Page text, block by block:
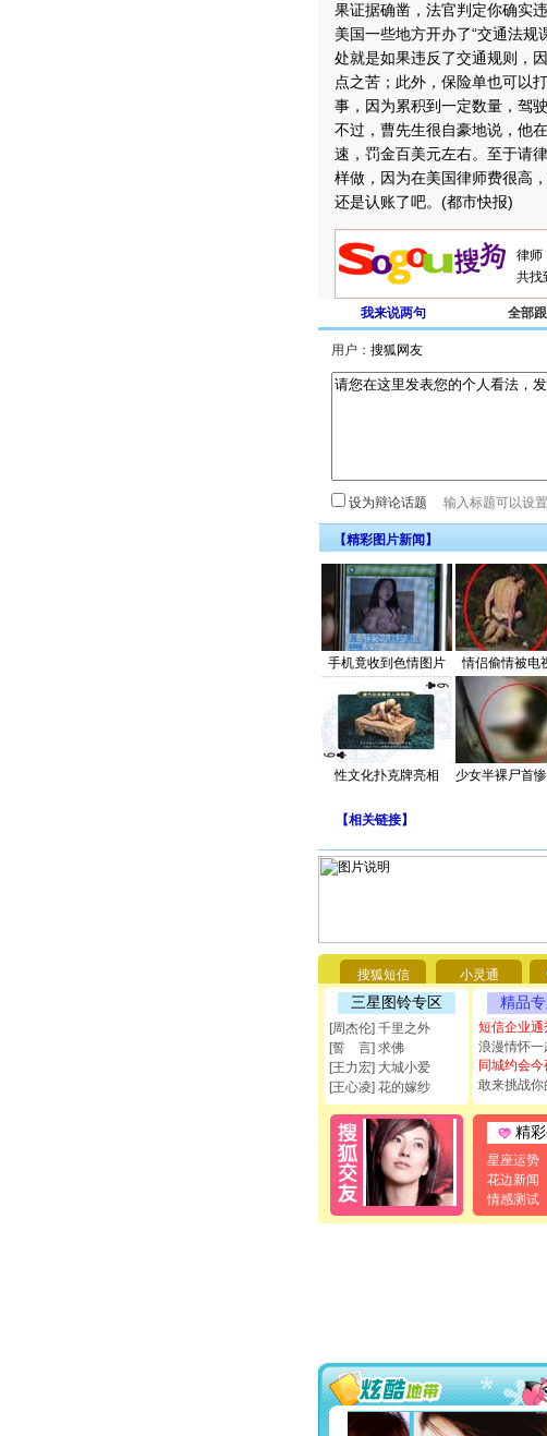
果证据确凿，法官判定你确实
美国一些地方开办了“交通法
处就是如果违反了交通规则，
点之苦；此外，保险单也可以
事，因为累积到一定数量，驾
不过，曹先生很自豪地说，他
速，罚金百美元左右。至于请
样做，因为在美国律师费很高
还是认账了吧。(都市快报)
共找
我来说两句 全部
用户：
设为辩论话题
【精彩图片新闻】
手机竟收到色情图片 情侣偷情被电
性文化扑克牌亮相 少女半裸尸首
【相关链接】
搜狐短信 小灵通
三星图铃专区
[周杰伦] 千里之外
[誓 言] 求佛
[王力宏] 大城小爱
[王心凌] 花的嫁纱
精品
短信企业
浪漫情怀
同城约会
敢来挑战你
精彩
星座运势
花边新闻
情感测试